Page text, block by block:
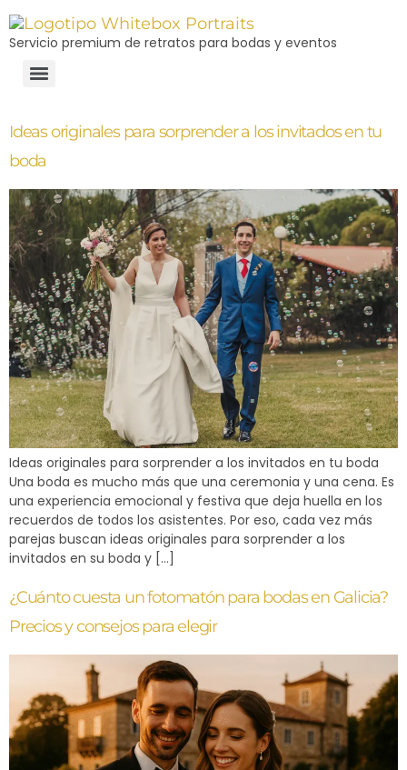
Servicio premium de retratos para bodas y eventos
Ideas originales para sorprender a los invitados en tu
boda
Ideas originales para sorprender a los invitados en tu boda
Una boda es mucho más que una ceremonia y una cena. Es
una experiencia emocional y festiva que deja huella en los
recuerdos de todos los asistentes. Por eso, cada vez más
parejas buscan ideas originales para sorprender a los
invitados en su boda y […]
¿Cuánto cuesta un fotomatón para bodas en Galicia?
Precios y consejos para elegir